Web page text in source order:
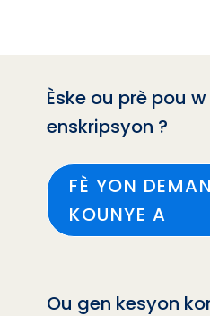
Èske ou prè pou
enskripsyon ?
FÈ YON
KOUNYE A
Ou gen kesyon